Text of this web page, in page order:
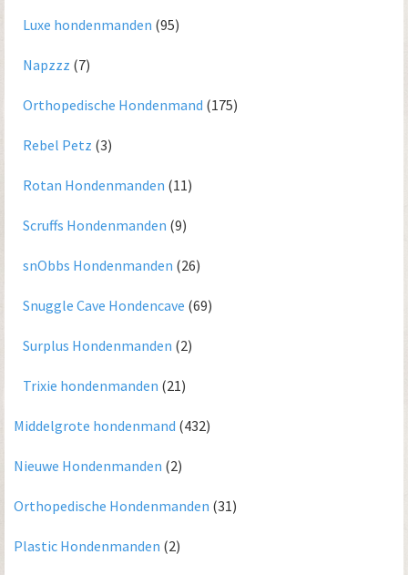
Luxe hondenmanden (95)
Napzzz (7)
Orthopedische Hondenmand (175)
Rebel Petz (3)
Rotan Hondenmanden (11)
Scruffs Hondenmanden (9)
snObbs Hondenmanden (26)
Snuggle Cave Hondencave (69)
Surplus Hondenmanden (2)
Trixie hondenmanden (21)
Middelgrote hondenmand (432)
Nieuwe Hondenmanden (2)
Orthopedische Hondenmanden (31)
Plastic Hondenmanden (2)